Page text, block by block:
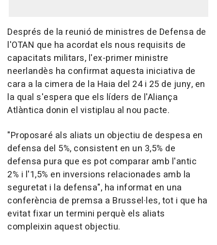
Després de la reunió de ministres de Defensa de
l'OTAN que ha acordat els nous requisits de
capacitats militars, l'ex-primer ministre
neerlandès ha confirmat aquesta iniciativa de
cara a la cimera de la Haia del 24 i 25 de juny, en
la qual s'espera que els líders de l'Aliança
Atlàntica donin el vistiplau al nou pacte.
"Proposaré als aliats un objectiu de despesa en
defensa del 5%, consistent en un 3,5% de
defensa pura que es pot comparar amb l'antic
2% i l'1,5% en inversions relacionades amb la
seguretat i la defensa", ha informat en una
conferència de premsa a Brussel·les, tot i que ha
evitat fixar un termini perquè els aliats
compleixin aquest objectiu.